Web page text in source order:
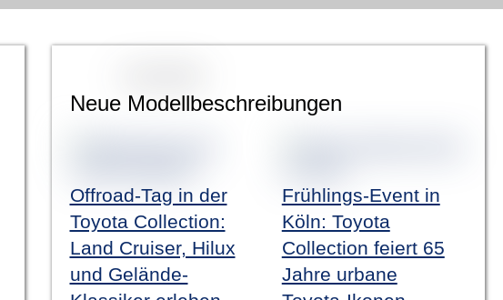
Neue Modellbeschreibungen
Offroad-Tag in der
Toyota Collection:
Land Cruiser, Hilux
und Gelände-
Frühlings-Event in
Köln: Toyota
Collection feiert 65
Jahre urbane